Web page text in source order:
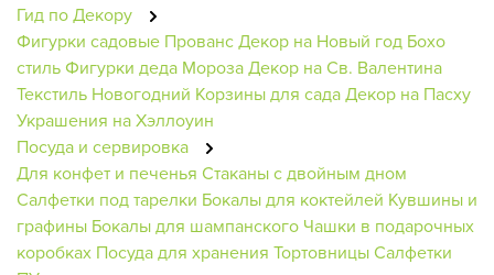
Гид по Декору
Фигурки садовые ПровансДекор на Новый год Бохо
стильФигурки деда МорозаДекор на Св. Валентина
Текстиль Новогодний Корзины для садаДекор на Пасху
Украшения на Хэллоуин
Посуда и сервировка
Для конфет и печенья Стаканы с двойным дном
Салфетки под тарелки Бокалы для коктейлей Кувшины и
графины Бокалы для шампанского Чашки в подарочных
коробках Посуда для хранения ТортовницыСалфетки